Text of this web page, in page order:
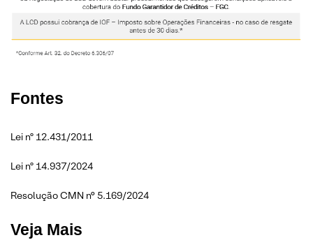
Fontes
Lei nº 12.431/2011
Lei nº 14.937/2024
Resolução CMN n° 5.169/2024
Veja Mais